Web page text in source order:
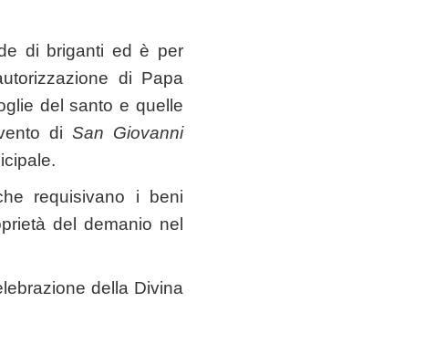
di briganti ed è per
di Papa
del santo e quelle
di San Giovanni
requisivano i beni
del demanio nel
della Divina